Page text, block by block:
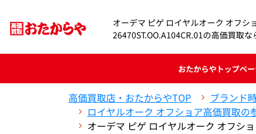
オーデマ ピゲ ロイヤルオーク オフシ
26470ST.OO.A104CR.01の高価買取な
おたからやトップペ
高価買取店・おたからやTOP ブランド
ロイヤルオーク オフショア高価買取の
オーデマ ピゲ ロイヤルオーク オフシ